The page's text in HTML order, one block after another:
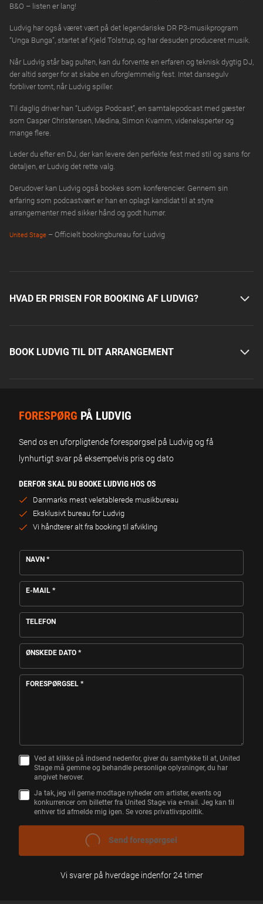
B&O – listen er lang!
Ludvig har også været vært på det legendariske DR P3-musikprogram
“Unga Bunga”, startet af Kjeld Tolstrup, og har desuden produceret musik.
Når Ludvig står bag pulten, kan du forvente en erfaren og teknisk dygtig DJ,
der altid sørger for at skabe en uforglemmelig fest. Intet dansegulv
forbliver tomt, når Ludvig spiller.
Til daglig driver han “Ludvigs Podcast”, en samtalepodcast med gæster
som Casper Christensen, Medina, Simon Kvamm, videneksperter og
mange flere.
Leder du efter en DJ, der kan levere den perfekte fest med stil og sans for
detaljen, er Ludvig det rette valg.
Derudover kan Ludvig også bookes som konferencier. Gennem sin
erfaring som podcastvært er han en oplagt kandidat til at styre
arrangementer med sikker hånd og godt humør.
United Stage – Officielt bookingbureau for Ludvig
HVAD ER PRISEN FOR BOOKING AF LUDVIG?
BOOK LUDVIG TIL DIT ARRANGEMENT
FORESPØRG PÅ LUDVIG
Send os en uforpligtende forespørgsel på Ludvig og få
lynhurtigt svar på eksempelvis pris og dato
DERFOR SKAL DU BOOKE LUDVIG HOS OS
Danmarks mest veletablerede musikbureau
Eksklusivt bureau for Ludvig
Vi håndterer alt fra booking til afvikling
NAVN *
E-MAIL *
TELEFON
ØNSKEDE DATO *
FORESPØRGSEL *
S
T
Y
E
Ved at klikke på indsend nedenfor, giver du samtykke til at, United
Stage må gemme og behandle personlige oplysninger, du har
angivet herover.
Ja tak, jeg vil gerne modtage nyheder om artister, events og
konkurrencer om billetter fra United Stage via e-mail. Jeg kan til
enhver tid afmelde mig igen. Se vores privatlivspolitik.
SEND FORESPØRGSEL
Vi svarer på hverdage indenfor 24 timer